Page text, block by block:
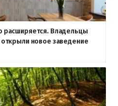
расширяется. Владельцы
открыли новое заведение